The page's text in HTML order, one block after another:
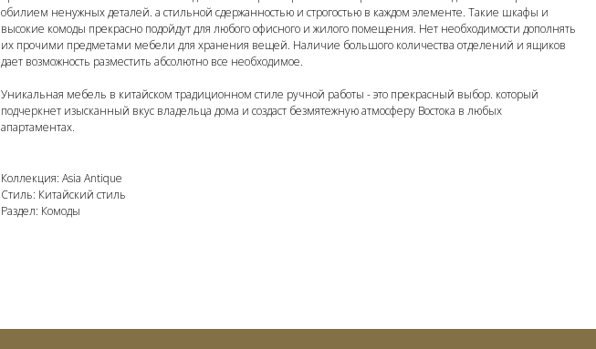
обилием ненужных деталей. а стильной сдержанностью и строгостью в каждом элементе. Такие шкафы и
высокие комоды прекрасно подойдут для любого офисного и жилого помещения. Нет необходимости дополнять
их прочими предметами мебели для хранения вещей. Наличие большого количества отделений и ящиков
дает возможность разместить абсолютно все необходимое.
Уникальная мебель в китайском традиционном стиле ручной работы - это прекрасный выбор. который
подчеркнет изысканный вкус владельца дома и создаст безмятежную атмосферу Востока в любых
апартаментах.
Коллекция: Asia Antique
Стиль: Китайский стиль
Раздел: Комоды